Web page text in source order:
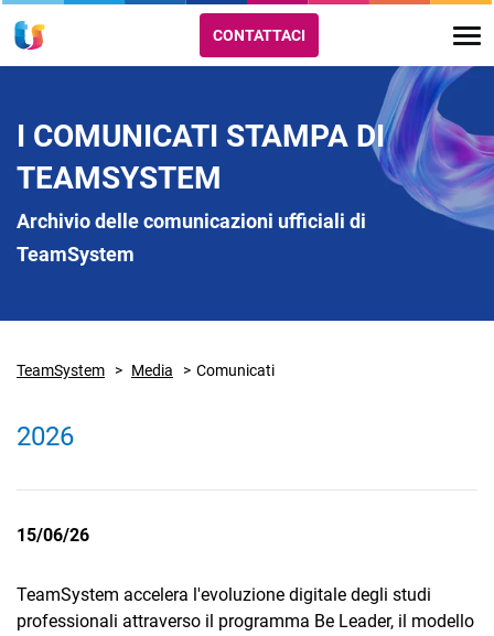
CONTATTACI
I COMUNICATI STAMPA DI
TEAMSYSTEM
Archivio delle comunicazioni ufficiali di
TeamSystem
TeamSystem Media Comunicati
2026
15/06/26
TeamSystem accelera l'evoluzione digitale degli studi
professionali attraverso il programma Be Leader, il modello